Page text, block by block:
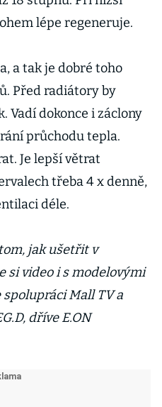
lépe regeneruje.
a tak je dobré toho
Před radiátory by
Vadí dokonce i záclony
průchodu tepla.
Je lepší větrat
třeba 4 x denně,
déle.
jak ušetřit v
si video i s modelovými
Mall TV a
dříve E.ON